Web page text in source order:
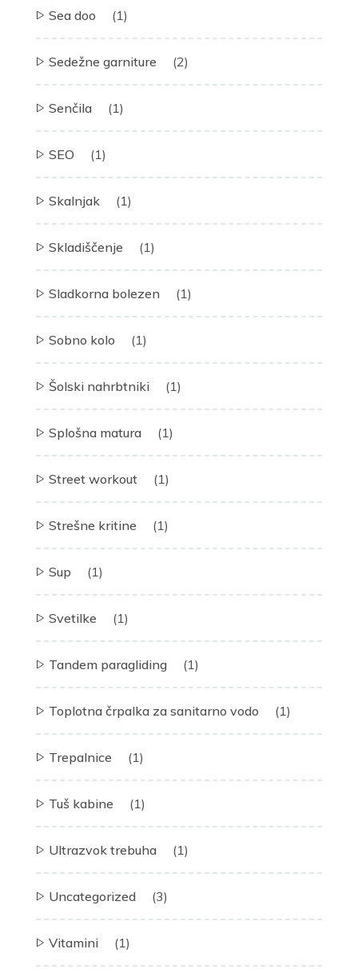
Sea doo (1)
Sedežne garniture (2)
Senčila (1)
SEO (1)
Skalnjak (1)
Skladiščenje (1)
Sladkorna bolezen (1)
Sobno kolo (1)
Šolski nahrbtniki (1)
Splošna matura (1)
Street workout (1)
Strešne kritine (1)
Sup (1)
Svetilke (1)
Tandem paragliding (1)
Toplotna črpalka za sanitarno vodo (1)
Trepalnice (1)
Tuš kabine (1)
Ultrazvok trebuha (1)
Uncategorized (3)
Vitamini (1)